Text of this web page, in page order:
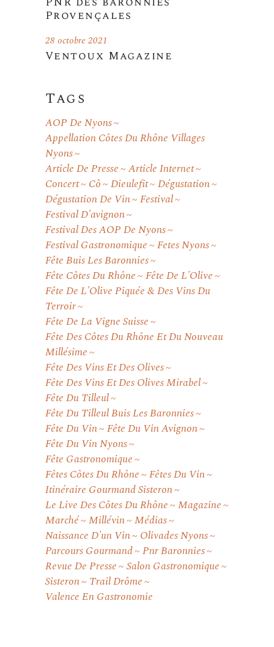
Provençales
Ventoux Magazine
28 octobre 2021
Tags
AOP De Nyons
Appellation Côtes Du Rhône Villages
Nyons
Article De Presse
Article Internet
Concert
Cô Dieulefit
Dégustation
Dégustation De Vin
Festival
Festival D'avignon
Festival Des AOP De Nyons
Festival Gastronomique
Fetes Nyons
Fête Buis Les Baronnies
Fête Côtes Du Rhône
Fête De L'Olive
Fête De L'Olive Piquée & Des Vins Du
Terroir
Fête De La Vigne Suisse
Fête Des Côtes Du Rhône Et Du Nouveau
Millésime
Fête Des Vins Et Des Olives
Fête Des Vins Et Des Olives Mirabel
Fête Du Tilleul
Fête Du Tilleul Buis Les Baronnies
Fête Du Vin
Fête Du Vin Avignon
Fête Du Vin Nyons
Fête Gastronomique
Fêtes Côtes Du Rhône
Fêtes Du Vin
Itinéraire Gourmand Sisteron
Le Live Des Côtes Du Rhône
Magazine
Marché
Millévin
Médias
Naissance D'un Vin
Olivades Nyons
Parcours Gourmand
Pnr Baronnies
Revue De Presse
Salon Gastronomique
Sisteron
Trail Drôme
Valence En Gastronomie